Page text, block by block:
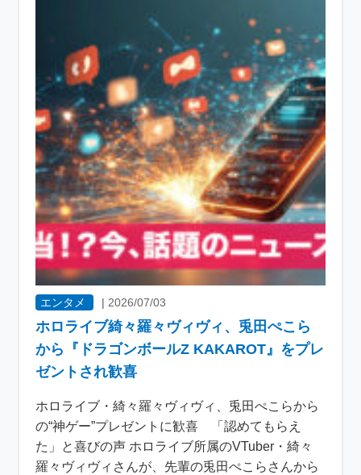
エンタメ | 2026/07/03
ホロライブ綺々羅々ヴィヴィ、兎田ぺこら
から『ドラゴンボールZ KAKAROT』をプレ
ゼントされ歓喜
ホロライブ・綺々羅々ヴィヴィ、兎田ぺこらから
の“神ゲー”プレゼントに歓喜 「認めてもらえ
た」と喜びの声 ホロライブ所属のVTuber・綺々
羅々ヴィヴィさんが、先輩の兎田ぺこらさんから